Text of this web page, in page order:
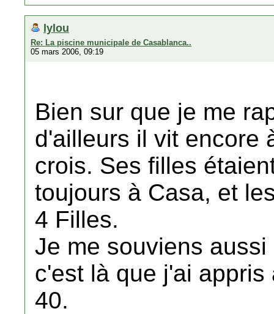
lylou
Re: La piscine municipale de Casablanca..
05 mars 2006, 09:19
Bien sur que je me
d'ailleurs il vit encore
crois. Ses filles
toujours à Casa, et
4 Filles.
Je me souviens
c'est là que j'ai
40.